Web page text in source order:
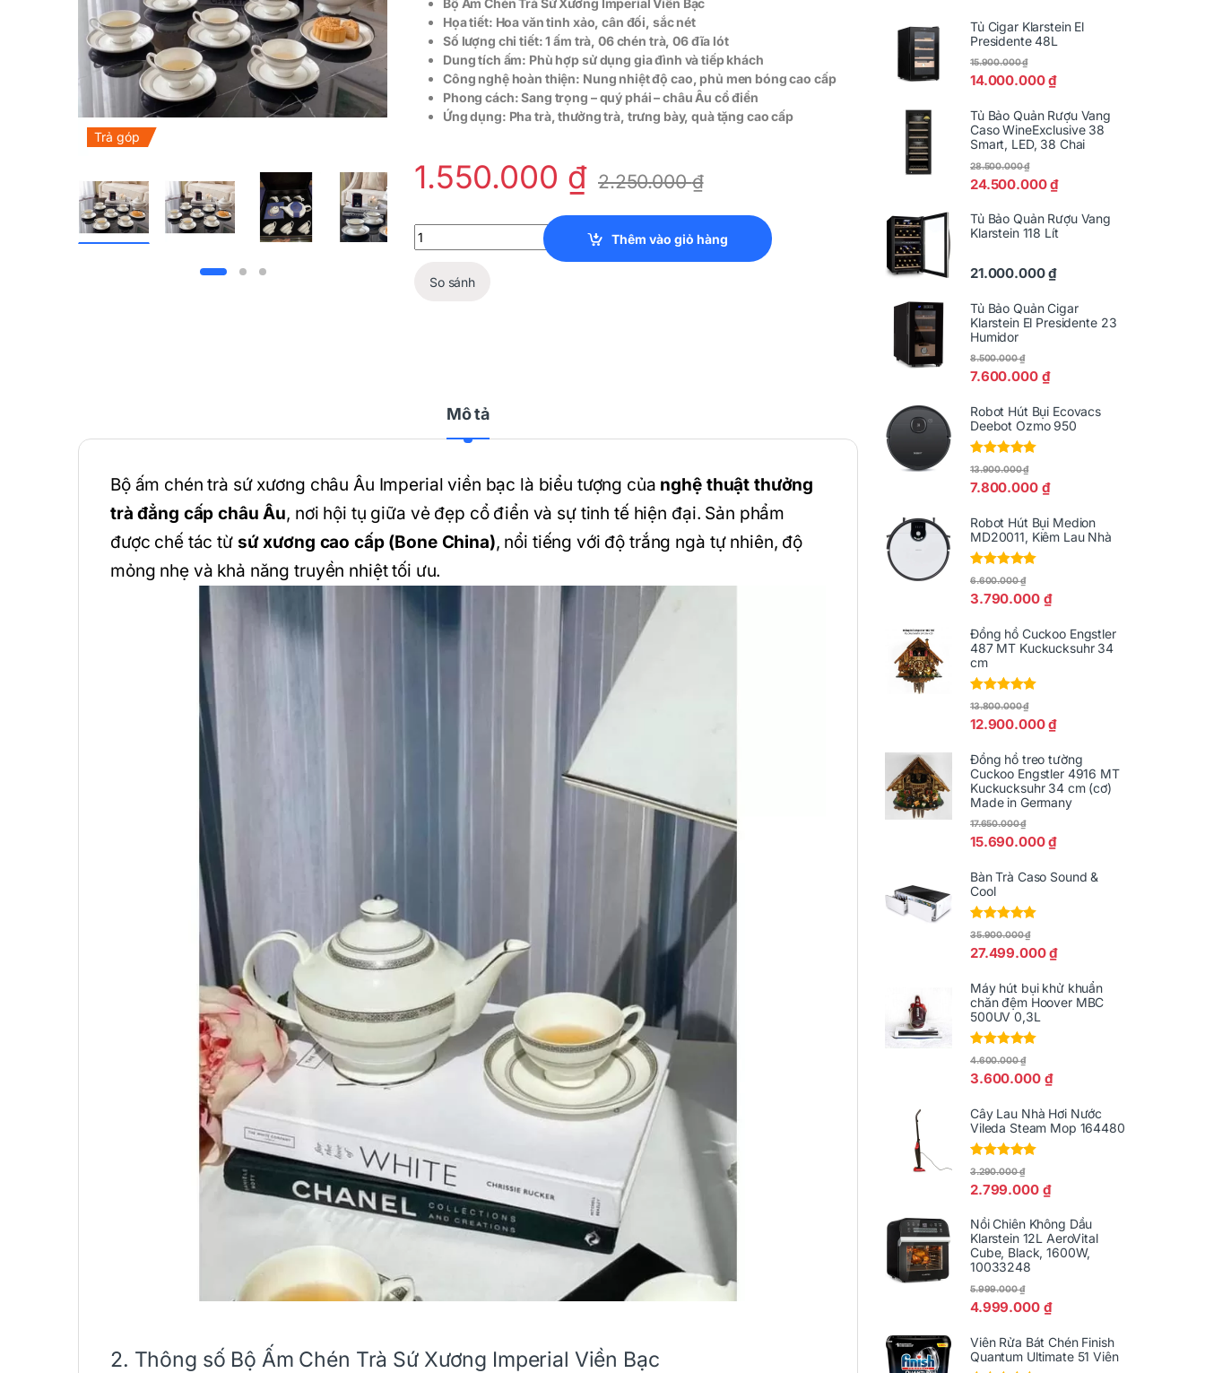
Trả góp
Bộ Ấm Chén Trà Sứ Xương Imperial Viền Bạc
Họa tiết: Hoa văn tinh xảo, cân đối, sắc nét
Số lượng chi tiết:1 ấm trà, 06 chén trà,06 đĩa lót
Dung tích ấm: Phù hợp sử dụng gia đình và tiếp khách
Công nghệ hoàn thiện: Nung nhiệt độ cao, phủ men bóng cao cấp
Phong cách: Sang trọng – quý phái – châu Âu cổ điển
Ứng dụng: Pha trà, thưởng trà, trưng bày, quà tặng cao cấp
1.550.000 ₫ 2.250.000₫
Bộ Ấm Chén Trà Sứ Xương Imperial Viền Bạc quantity
Thêm vào giỏ hàng
So sánh
Mô tả
Bộ ấm chén trà sứ xương châu Âu Imperial viền bạc là biểu tượng của nghệ thuật thưởng
trà đẳng cấp châu Âu, nơi hội tụ giữa vẻ đẹp cổ điển và sự tinh tế hiện đại. Sản phẩm
được chế tác từ sứ xương cao cấp (Bone China), nổi tiếng với độ trắng ngà tự nhiên, độ
mỏng nhẹ và khả năng truyền nhiệt tối ưu.
2. Thông số Bộ Ấm Chén Trà Sứ Xương Imperial Viền Bạc
Tủ Cigar Klarstein El
Presidente 48L
14.000.000₫
15.900.000₫
Tủ Bảo Quản Rượu Vang
Caso WineExclusive 38
Smart, LED, 38 Chai
24.500.000₫
28.500.000₫
Tủ Bảo Quản Rượu Vang
Klarstein 118 Lít
21.000.000₫
Tủ Bảo Quản Cigar
Klarstein El Presidente 23
Humidor
7.600.000 ₫
8.500.000₫
Robot Hút Bụi Ecovacs
Deebot Ozmo 950
Được xếp
5
sao
7.800.000 ₫
13.900.000₫
Robot Hút Bụi Medion
MD20011, Kiêm Lau Nhà
Được xếp
5
sao
3.790.000 ₫
6.600.000₫
Đồng hồ Cuckoo Engstler
487 MT Kuckucksuhr 34
cm
Được xếp
5
sao
12.900.000₫
13.800.000₫
Đồng hồ treo tường
Cuckoo Engstler 4916 MT
Kuckucksuhr 34 cm (cơ)
Made in Germany
15.690.000₫
17.650.000₫
Bàn Trà Caso Sound &
Cool
Được xếp
5
sao
27.499.000₫
35.900.000₫
Máy hút bụi khử khuẩn
chăn đệm Hoover MBC
500UV 0,3L
Được xếp
5
sao
3.600.000 ₫
4.600.000₫
Cây Lau Nhà Hơi Nước
Vileda Steam Mop 164480
Được xếp
5
sao
2.799.000 ₫
3.290.000₫
Nồi Chiên Không Dầu
Klarstein 12L AeroVital
Cube, Black, 1600W,
10033248
4.999.000 ₫
5.999.000₫
Viên Rửa Bát Chén Finish
Quantum Ultimate 51 Viên